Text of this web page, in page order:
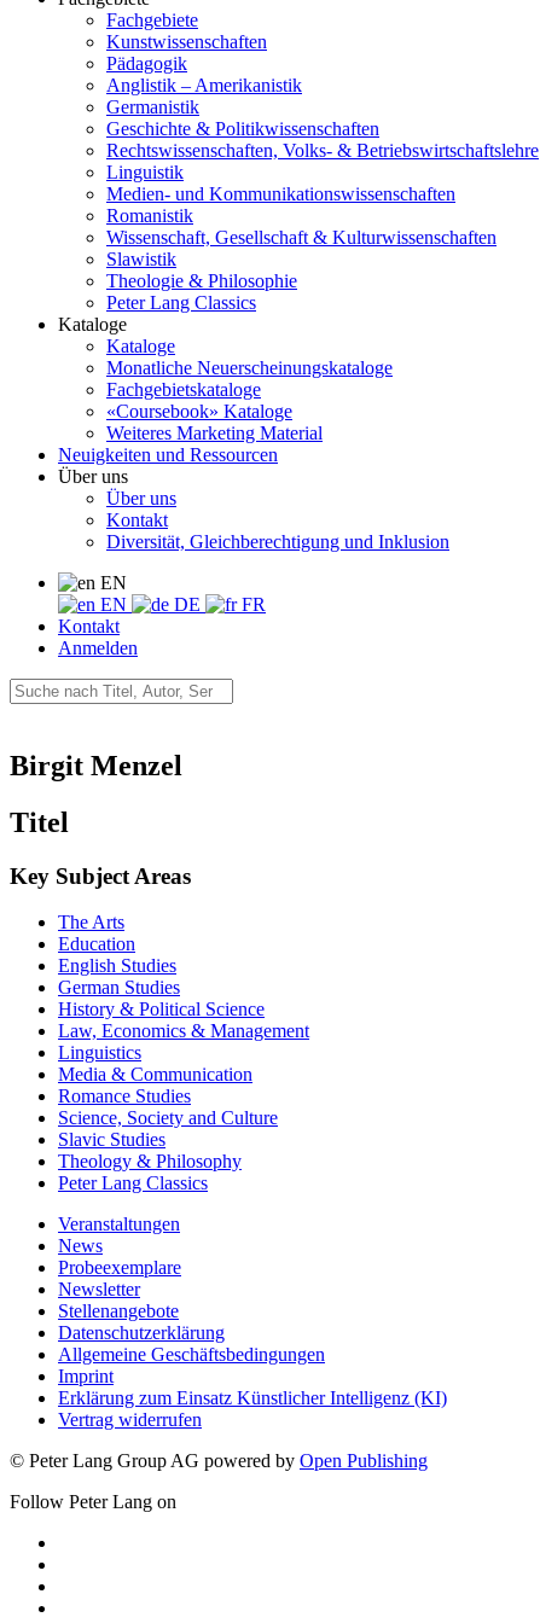
Fachgebiete
Kunstwissenschaften
Pädagogik
Anglistik – Amerikanistik
Germanistik
Geschichte & Politikwissenschaften
Rechtswissenschaften, Volks- & Betriebswirtschaftslehre
Linguistik
Medien- und Kommunikationswissenschaften
Romanistik
Wissenschaft, Gesellschaft & Kulturwissenschaften
Slawistik
Theologie & Philosophie
Peter Lang Classics
Kataloge
Kataloge
Monatliche Neuerscheinungskataloge
Fachgebietskataloge
«Coursebook» Kataloge
Weiteres Marketing Material
Neuigkeiten und Ressourcen
Über uns
Über uns
Kontakt
Diversität, Gleichberechtigung und Inklusion
EN
EN
DE
FR
Kontakt
Anmelden
Birgit Menzel
Titel
Key Subject Areas
The Arts
Education
English Studies
German Studies
History & Political Science
Law, Economics & Management
Linguistics
Media & Communication
Romance Studies
Science, Society and Culture
Slavic Studies
Theology & Philosophy
Peter Lang Classics
Veranstaltungen
News
Probeexemplare
Newsletter
Stellenangebote
Datenschutzerklärung
Allgemeine Geschäftsbedingungen
Imprint
Erklärung zum Einsatz Künstlicher Intelligenz (KI)
Vertrag widerrufen
© Peter Lang Group AG powered by Open Publishing
Follow Peter Lang on